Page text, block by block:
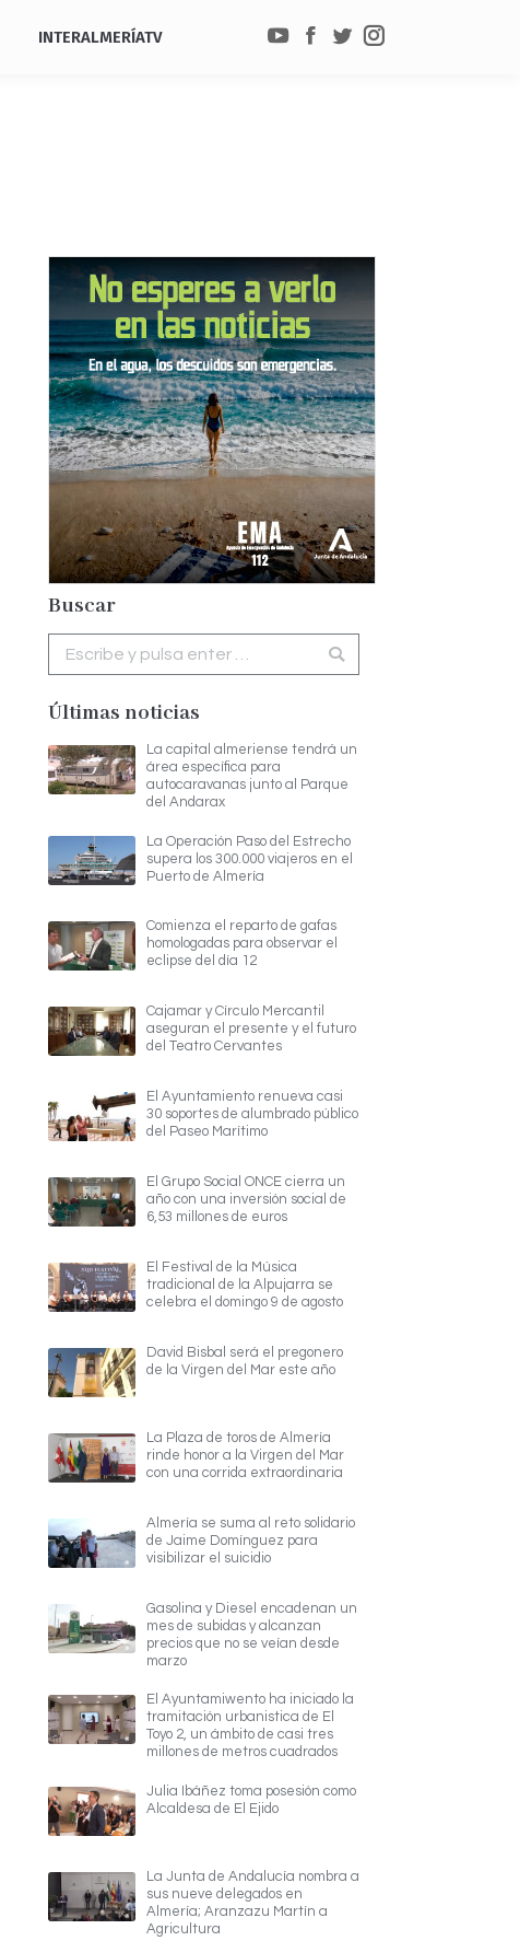
INTERALMERÍATV
YouTube
Facebook
TwitterInstagram
Buscar
Últimas noticias
La capital almeriense tendrá un
área específica para
autocaravanas junto al Parque
del Andarax
La Operación Paso del Estrecho
supera los 300.000 viajeros en el
Puerto de Almería
Comienza el reparto de gafas
homologadas para observar el
eclipse del día 12
Cajamar y Círculo Mercantil
aseguran el presente y el futuro
del Teatro Cervantes
El Ayuntamiento renueva casi
30 soportes de alumbrado público
del Paseo Marítimo
El Grupo Social ONCE cierra un
año con una inversión social de
6,53 millones de euros
El Festival de la Música
tradicional de la Alpujarra se
celebra el domingo 9 de agosto
David Bisbal será el pregonero
de la Virgen del Mar este año
La Plaza de toros de Almería
rinde honor a la Virgen del Mar
con una corrida extraordinaria
Almería se suma al reto solidario
de Jaime Domínguez para
visibilizar el suicidio
Gasolina y Diesel encadenan un
mes de subidas y alcanzan
precios que no se veían desde
marzo
El Ayuntamiwento ha iniciado la
tramitación urbanistica de El
Toyo 2, un ámbito de casi tres
millones de metros cuadrados
Julia Ibáñez toma posesión como
Alcaldesa de El Ejido
La Junta de Andalucía nombra a
sus nueve delegados en
Almería; Aranzazu Martín a
Agricultura